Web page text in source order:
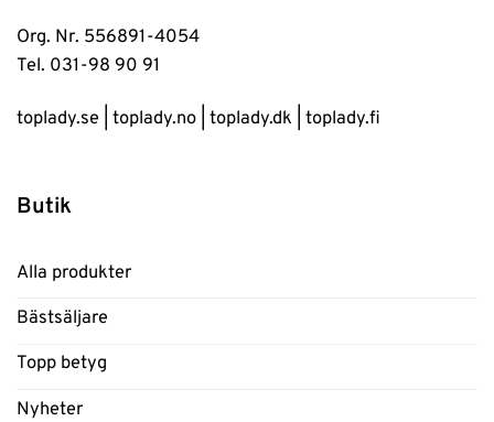
Org. Nr. 556891-4054
Tel. 031-98 90 91
toplady.se toplady.no toplady.dk toplady.fi
Butik
Alla produkter
Bästsäljare
Topp betyg
Nyheter